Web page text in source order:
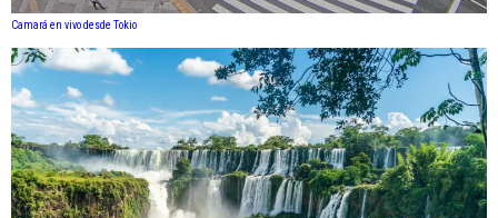
Camará en vivo desde Tokio